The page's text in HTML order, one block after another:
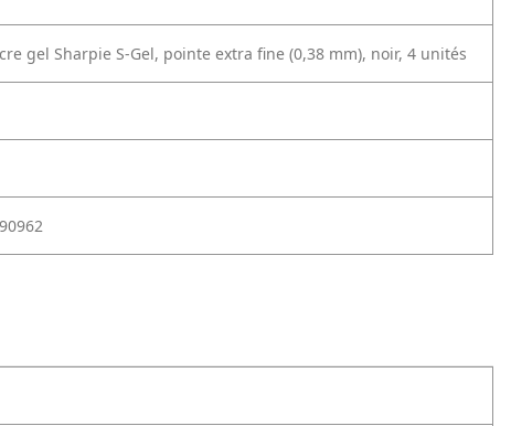
gel Sharpie S-Gel, pointe extra fine (0,38 mm), noir, 4 unités